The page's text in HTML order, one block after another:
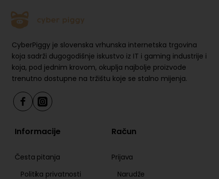
CyberPiggy je slovenska vrhunska internetska trgovina
koja sadrži dugogodišnje iskustvo iz IT i gaming industrije i
koja, pod jednim krovom, okuplja najbolje proizvode
trenutno dostupne na tržištu koje se stalno mijenja.
Informacije
Česta pitanja
Politika privatnosti
Račun
Prijava
Narudže